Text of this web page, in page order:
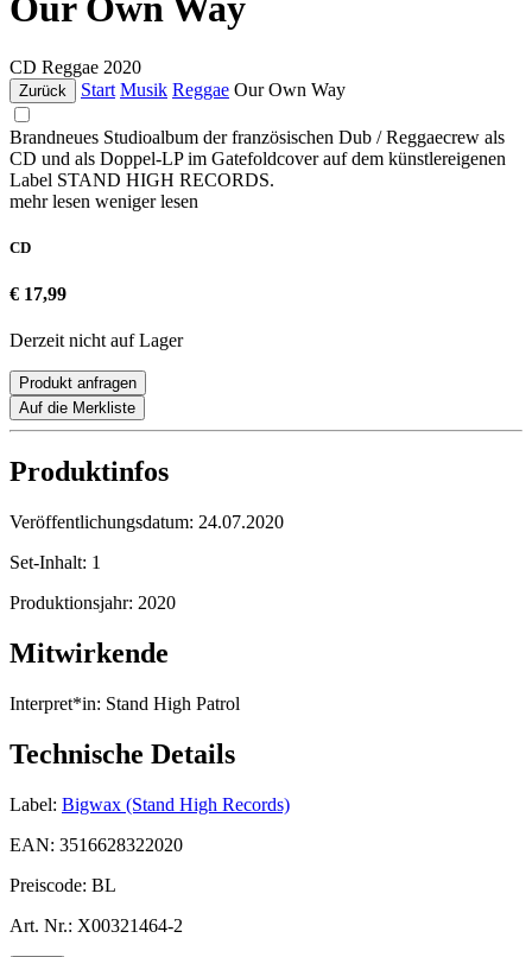
Our Own Way
CD Reggae 2020
Zurück Start Musik Reggae Our Own Way
Brandneues Studioalbum der französischen Dub / Reggaecrew als
CD und als Doppel-LP im Gatefoldcover auf dem künstlereigenen
Label STAND HIGH RECORDS.
mehr lesen weniger lesen
CD
€ 17,99
Derzeit nicht auf Lager
Produkt anfragen
Auf die Merkliste
Produktinfos
Veröffentlichungsdatum: 24.07.2020
Set-Inhalt: 1
Produktionsjahr: 2020
Mitwirkende
Interpret*in: Stand High Patrol
Technische Details
Label: Bigwax (Stand High Records)
EAN: 3516628322020
Preiscode: BL
Art. Nr.: X00321464-2